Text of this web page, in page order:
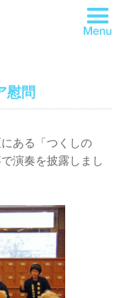
慰問
ある「つくしの
演奏を披露しまし